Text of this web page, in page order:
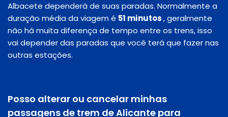
Albacete dependerá de suas paradas. Normalmente a
duração média da viagem é 51 minutos, geralmente
não há muita diferença de tempo entre os trens, isso
vai depender das paradas que você terá que fazer nas
outras estações.
Posso alterar ou cancelar minhas
passagens de trem de Alicante para